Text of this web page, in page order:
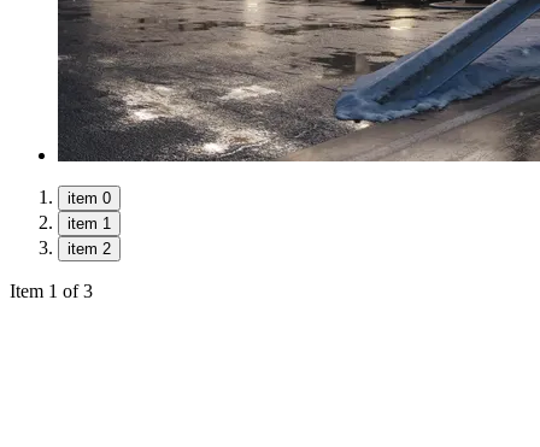
item 0
item 1
item 2
Item 1 of 3